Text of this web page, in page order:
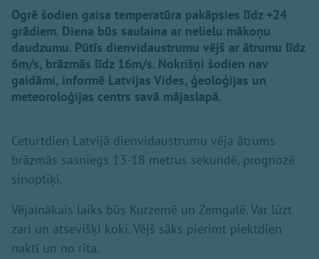
Ogrē šodien gaisa temperatūra pakāpsies līdz +24
grādiem. Diena būs saulaina ar nelielu mākoņu
daudzumu. Pūtīs dienvidaustrumu vējš ar ātrumu līdz
6m/s, brāzmās līdz 16m/s. Nokrišņi šodien nav
gaidāmi, informē Latvijas Vides, ģeoloģijas un
meteoroloģijas centrs savā mājaslapā.
Ceturtdien Latvijā dienvidaustrumu vēja ātrums
brāzmās sasniegs 13-18 metrus sekundē, prognozē
sinoptiķi.
Vējainākais laiks būs Kurzemē un Zemgalē. Var lūzt
zari un atsevišķi koki. Vējš sāks pierimt piektdien
naktī un no rīta.